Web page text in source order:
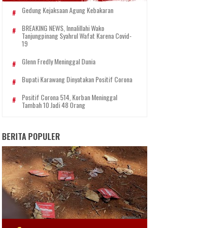
Gedung Kejaksaan Agung Kebakaran
BREAKING NEWS, Innalillahi Wako
Tanjungpinang Syahrul Wafat Karena Covid-
19
Glenn Fredly Meninggal Dunia
Bupati Karawang Dinyatakan Positif Corona
Positif Corona 514, Korban Meninggal
Tambah 10 Jadi 48 Orang
BERITA POPULER